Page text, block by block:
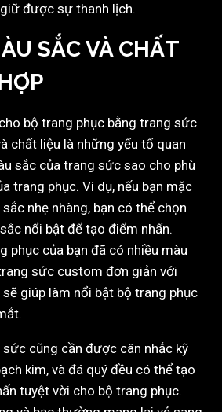
được sự thanh lịch.
SẮC VÀ CHẤT
bộ trang phục bằng trang sức
chất liệu là những yếu tố quan
sắc của trang sức sao cho phù
trang phục. Ví dụ, nếu bạn mặc
nhẹ nhàng, bạn có thể chọn
nổi bật để tạo điểm nhấn.
phục của bạn đã có nhiều màu
sức custom đơn giản với
giúp làm nổi bật bộ trang phục
cũng cần được cân nhắc kỹ
kim, và đá quý đều có thể tạo
tuyệt vời cho bộ trang phục.